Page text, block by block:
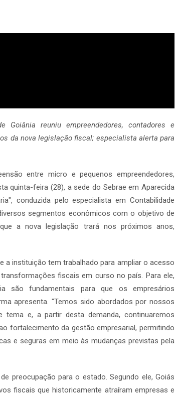
Goiânia reuniu empreendedores, contadores e
da nova legislação fiscal; especialista alerta para
entre micro e pequenos empreendedores,
quinta-feira (28), a sede do Sebrae em Aparecida
conduzida pelo especialista em Contabilidade
segmentos econômicos com o objetivo de
a nova legislação trará nos próximos anos,
a instituição tem trabalhado para ampliar o acesso
fiscais em curso no país. Para ele,
são fundamentais para que os empresários
apresenta. "Temos sido abordados por nossos
tema e, a partir desta demanda, continuaremos
fortalecimento da gestão empresarial, permitindo
e seguras em meio às mudanças previstas pela
preocupação para o estado. Segundo ele, Goiás
fiscais que historicamente atraíram empresas e